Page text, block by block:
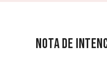
Nota de